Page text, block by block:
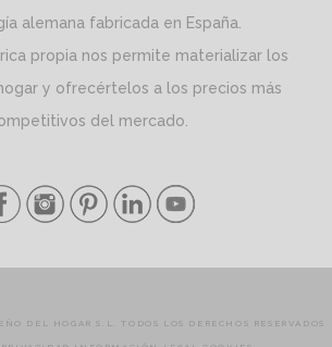
alemana fabricada en España.
propia nos permite materializar los
y ofrecértelos a los precios más
del mercado.
DEL HOGAR S.L. TODOS LOS DERECHOS RESERVADOS